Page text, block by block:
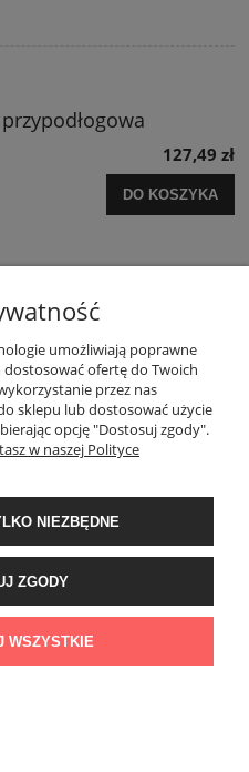
127,49 zł
DO KOSZYKA
przypodłogowa
DO KOSZYKA
Listwa
141,45 zł
umożliwiają poprawne
ofertę do Twoich
przez nas
sklepu lub dostosować użycie
opcję "Dostosuj zgody".
w naszej Polityce
NIEZBĘDNE
ZGODY
WSZYSTKIE